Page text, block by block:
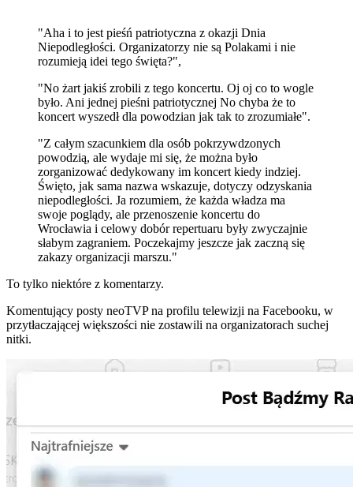
"Aha i to jest pieśń patriotyczna z okazji Dnia
Niepodległości. Organizatorzy nie są Polakami i nie
rozumieją idei tego święta?",
"No żart jakiś zrobili z tego koncertu. Oj oj co to wogle
było. Ani jednej pieśni patriotycznej No chyba że to
koncert wyszedł dla powodzian jak tak to zrozumiałe".
"Z całym szacunkiem dla osób pokrzywdzonych
powodzią, ale wydaje mi się, że można było
zorganizować dedykowany im koncert kiedy indziej.
Święto, jak sama nazwa wskazuje, dotyczy odzyskania
niepodległości. Ja rozumiem, że każda władza ma
swoje poglądy, ale przenoszenie koncertu do
Wrocławia i celowy dobór repertuaru były zwyczajnie
słabym zagraniem. Poczekajmy jeszcze jak zaczną się
zakazy organizacji marszu."
To tylko niektóre z komentarzy.
Komentujący posty neoTVP na profilu telewizji na Facebooku, w
przytłaczającej większości nie zostawili na organizatorach suchej
nitki.